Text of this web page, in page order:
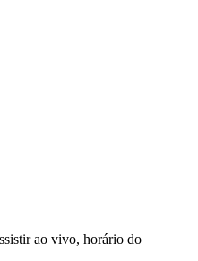
ao vivo, horário do